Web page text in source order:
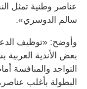
عناصر وطنية تمثل
سالم الدوسري».
وأوضح: «توظيف
بعض الأندية العربية
التواجد والمنافسة
البطولة بأغلب